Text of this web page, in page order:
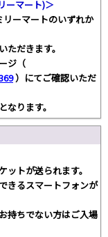
ーマート)＞
ーマートのいずれか
だきます。
ジ（
）にてご確認いただ
ります。
トが送られます。
きるスマートフォンが
持ちでない方はご入場